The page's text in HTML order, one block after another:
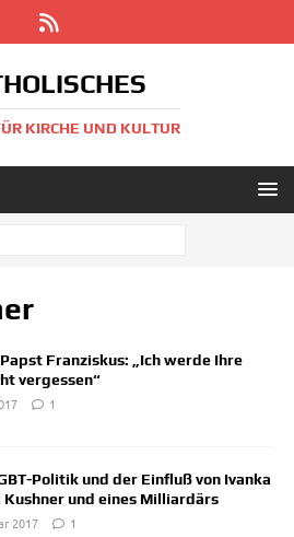
KIRCHE UND KULTUR
Franziskus: „Ich werde Ihre
vergessen“
1
Politik und der Einfluß von Ivanka
Kushner und eines Milliardärs
2017
1